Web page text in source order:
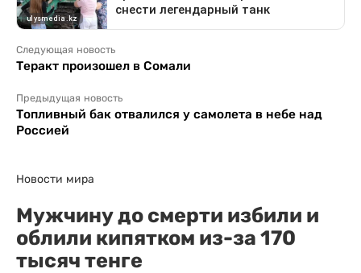
Следующая новость
Теракт произошел в Сомали
Предыдущая новость
Топливный бак отвалился у самолета в небе над
Россией
Новости мира
Мужчину до смерти избили и
облили кипятком из-за 170
тысяч тенге